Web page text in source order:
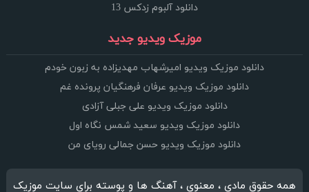
دانلود آلبوم زدکس 13
موزیک ویدیو جدید
دانلود موزیک ویدیو امیرشهاب مهدیزاده به زبون خودم
دانلود موزیک ویدیو عرفان فرهنگیان پرونده غم
دانلود موزیک ویدیو علی جبلی آزادی
دانلود موزیک ویدیو سعید شمس نگاه اول
دانلود موزیک ویدیو حسن جمالی رویای من
همه حقوق مادی ، معنوی ، آهنگ ها و پوسته برای سایت موزیک